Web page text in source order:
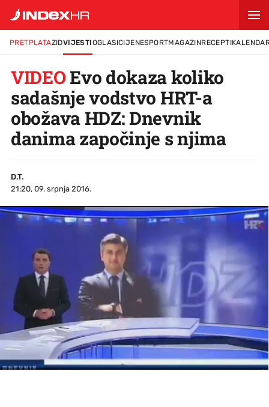
PRETPLATAZIDVIJESTIOGLASICIJENESPORTMAGAZINRECEPTI
VIDEOEvo dokaza koliko
sadašnje vodstvo HRT-a
obožava HDZ: Dnevnik
danima započinje s njima
D.T.
21:20, 09. srpnja 2016.